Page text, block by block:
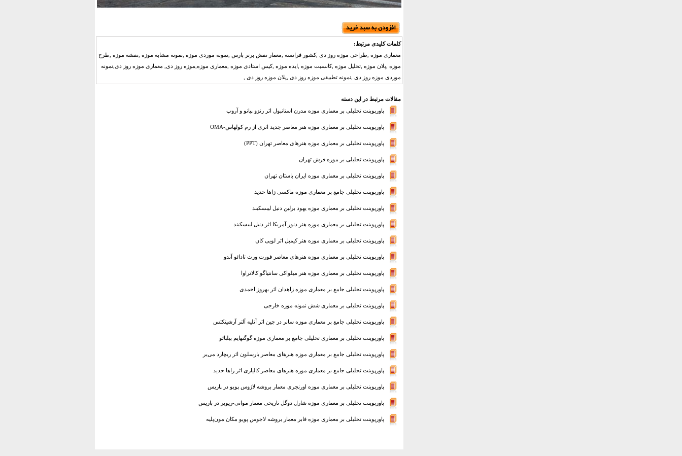
کلمات کلیدی مرتبط:
معماری موزه ,طراحی موزه روز دی ,کشور فرانسه ,معمار نقش برتر پارس ,نمونه موردی موزه ,نمونه مشابه موزه ,نقشه موزه ,طرح
موزه ,پلان موزه ,تحلیل موزه ,کانسبت موزه ,ایده موزه ,کیس استادی موزه ,معماری موزه,موزه روز دی, معماری موزه روز دی,نمونه
موردی موزه روز دی ,نمونه تطبیقی موزه روز دی ,پلان موزه روز دی ,
مقالات مرتبط در این دسته
پاورپوینت تحلیلی بر معماری موزه‌ مدرن استانبول اثر رنزو پیانو و آروپ
پاورپوینت تحلیلی بر معماری موزه هنر معاصر جدید اثری از رم کولهاس-OMA
پاورپوینت تحلیلی بر معماری موزه هنرهای معاصر تهران (PPT)
پاورپوینت تحلیلی بر موزه فرش تهران
پاورپوینت تحلیلی بر معماری موزه ایران باستان تهران
پاورپوینت تحلیلی جامع بر معماری موزه ماکسی زاها حدید
پاورپوینت تحلیلی بر معماری موزه یهود برلین دنیل لیبسکیند
پاورپوینت تحلیلی بر معماری موزه هنر دنور آمریکا اثر دنیل لیبسکیند
پاورپوینت تحلیلی بر معماری موزه هنر کیمبل اثر لویی کان
پاورپوینت تحلیلی بر معماری موزه هنرهای معاصر فورت ورث تادائو آندو
پاورپوینت تحلیلی بر معماری موزه هنر میلواکی سانتیاگو کالاتراوا
پاورپوینت تحلیلی جامع بر معماری موزه زاهدان اثر بهروز احمدی
پاورپوینت تحلیلی بر معماری شش نمونه موزه خارجی
پاورپوینت تحلیلی جامع بر معماری موزه سانر در چین اثر آتلیه آلتر آرشیتکتس
پاورپوینت تحلیلی بر معماری تحلیلی جامع بر معماری موزه گوگنهایم بیلبائو
پاورپوینت تحلیلی جامع بر معماری موزه هنرهای معاصر بارسلون اثر ریچارد می‌یر
پاورپوینت تحلیلی جامع بر معماری موزه هنرهای معاصر کالیاری اثر زاها حدید
پاورپوینت تحلیلی بر معماری موزه اورنجری معمار بروشه لاژوس پویو در پاریس
پاورپوینت تحلیلی بر معماری موزه شارل دوگل تاریخی معمار مواتی-ریویر در پاریس
پاورپوینت تحلیلی بر معماری موزه فابر معمار بروشه لاجوس پویو مکان مون‌پلیه